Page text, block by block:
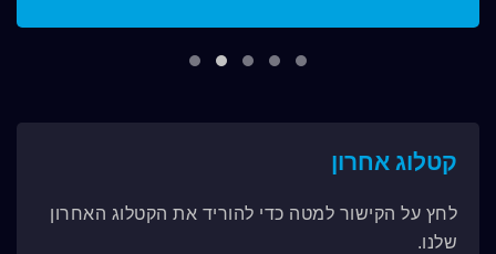
קטלוג אחרון
לחץ על הקישור למטה כדי להוריד את הקטלוג האחרון
שלנו.